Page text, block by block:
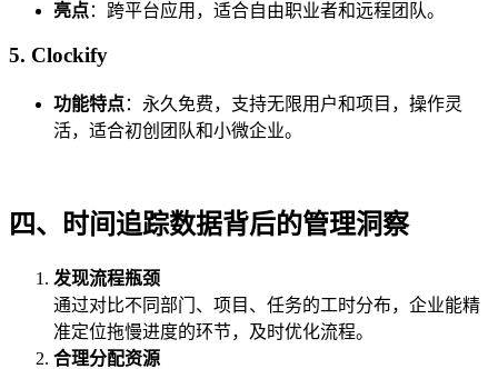
亮点：跨平台应用，适合自由职业者和远程团队。
5. Clockify
功能特点：永久免费，支持无限用户和项目，操作灵
活，适合初创团队和小微企业。
四、 时间追踪数据背后的管理洞察
发现流程瓶颈
通过对比不同部门、项目、任务的工时分布，企业能精
准定位拖慢进度的环节，及时优化流程。
合理分配资源